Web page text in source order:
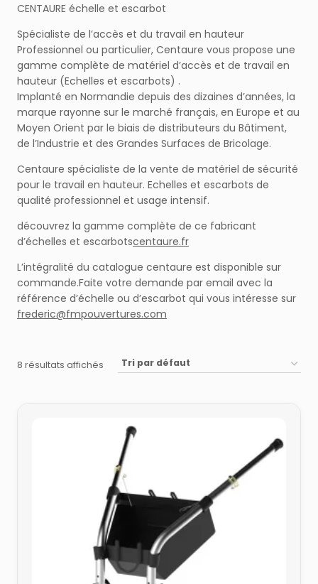
CENTAURE échelle et escarbot
Spécialiste de l’accès et du travail en hauteur
Professionnel ou particulier, Centaure vous propose une
gamme complète de matériel d’accès et de travail en
hauteur (Echelles et escarbots) .
Implanté en Normandie depuis des dizaines d’années, la
marque rayonne sur le marché français, en Europe et au
Moyen Orient par le biais de distributeurs du Bâtiment,
de l’Industrie et des Grandes Surfaces de Bricolage.
Centaure spécialiste de la vente de matériel de sécurité
pour le travail en hauteur. Echelles et escarbots de
qualité professionnel et usage intensif.
découvrez la gamme complète de ce fabricant
d’échelles et escarbotscentaure.fr
L’intégralité du catalogue centaure est disponible sur
commande.Faite votre demande par email avec la
référence d’échelle ou d’escarbot qui vous intéresse sur
frederic@fmpouvertures.com
8 résultats affichés